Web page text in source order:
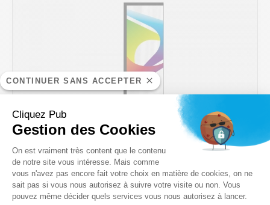
CONTINUER SANS ACCEPTER
Cliquez Pub
Gestion des Cookies
Plateforme de Gestion du
On est vraiment très content que le contenu
de notre site vous intéresse. Mais comme
vous n'avez pas encore fait votre choix en matière de cookies, on ne
sait pas si vous nous autorisez à suivre votre visite ou non. Vous
pouvez même décider quels services vous nous autorisez à lancer.
Axeptio consent
options
peuvent
être
choisies
sur
la
page